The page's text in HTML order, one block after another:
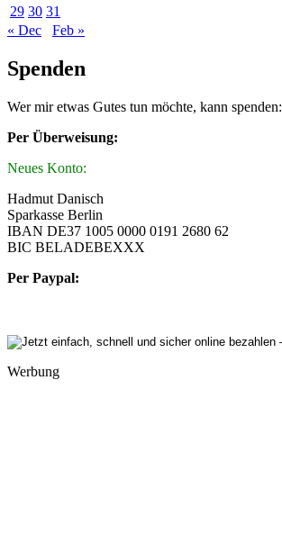
29 30 31
« Dec
Feb »
Spenden
Wer mir etwas Gutes tun möchte, kann spenden:
Per Überweisung:
Neues Konto:
Hadmut Danisch
Sparkasse Berlin
IBAN DE37 1005 0000 0191 2680 62
BIC BELADEBEXXX
Per Paypal:
Werbung